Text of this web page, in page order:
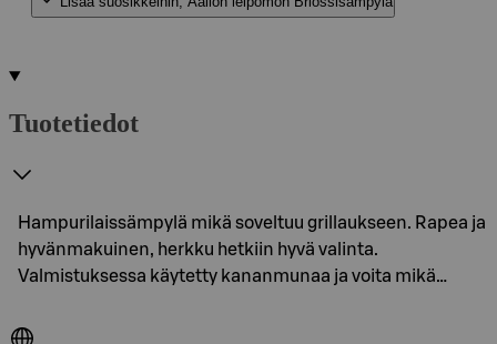
Tuotetiedot
Hampurilaissämpylä mikä soveltuu grillaukseen. Rapea ja
hyvänmakuinen, herkku hetkiin hyvä valinta.
Valmistuksessa käytetty kananmunaa ja voita mikä…